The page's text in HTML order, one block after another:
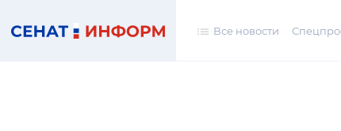
Все новости